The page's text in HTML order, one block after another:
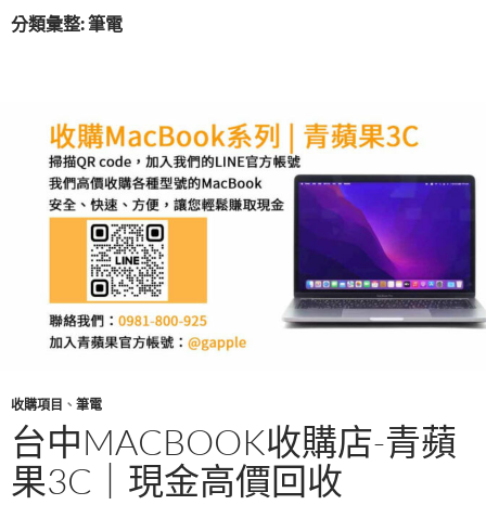
分類彙整: 筆電
收購項目 、 筆電
台中MACBOOK收購店-青蘋
果3C｜現金高價回收